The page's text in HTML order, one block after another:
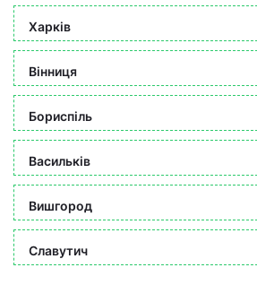
Харків
Вінниця
Бориспіль
Васильків
Вишгород
Славутич